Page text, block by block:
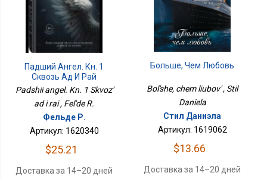
Падший Ангел. Кн. 1
Сквозь Ад И Рай
Padshii angel. Kn. 1 Skvoz'
ad i rai , Fel'de R.
Фельде Р.
Артикул: 1620340
$25.21
Доставка за 14–20 дней
Больше, Чем Любовь
Bol'she, chem liubov' , Stil
Daniela
Стил Даниэла
Артикул: 1619062
$13.66
Доставка за 14–20 дней